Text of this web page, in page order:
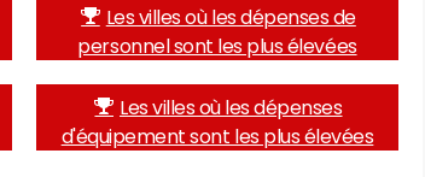
Les villes où les dépenses de
personnel sont les plus élevées
Les villes où les dépenses
d'équipement sont les plus élevées